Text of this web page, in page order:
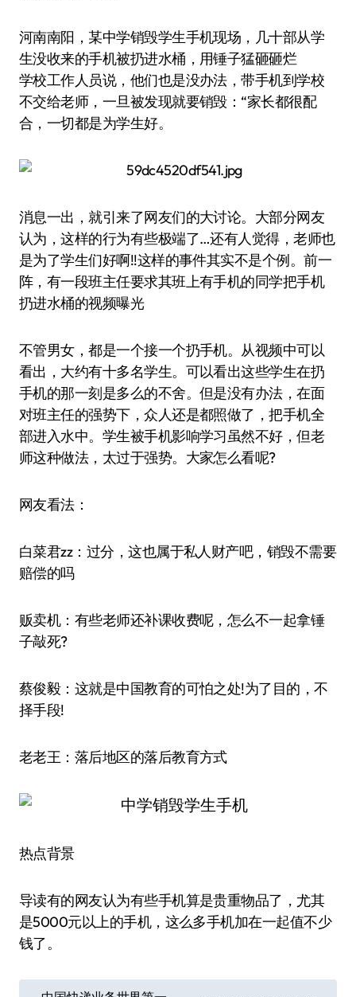
河南南阳，某中学销毁学生手机现场，几十部从学
生没收来的手机被扔进水桶，用锤子猛砸砸烂
学校工作人员说，他们也是没办法，带手机到学校
不交给老师，一旦被发现就要销毁：“家长都很配
合，一切都是为学生好。
消息一出，就引来了网友们的大讨论。大部分网友
认为，这样的行为有些极端了…还有人觉得，老师也
是为了学生们好啊!!这样的事件其实不是个例。前一
阵，有一段班主任要求其班上有手机的同学把手机
扔进水桶的视频曝光
不管男女，都是一个接一个扔手机。从视频中可以
看出，大约有十多名学生。可以看出这些学生在扔
手机的那一刻是多么的不舍。但是没有办法，在面
对班主任的强势下，众人还是都照做了，把手机全
部进入水中。学生被手机影响学习虽然不好，但老
师这种做法，太过于强势。大家怎么看呢?
网友看法：
白菜君zz：过分，这也属于私人财产吧，销毁不需要
赔偿的吗
贩卖机：有些老师还补课收费呢，怎么不一起拿锤
子敲死?
蔡俊毅：这就是中国教育的可怕之处!为了目的，不
择手段!
老老王：落后地区的落后教育方式
热点背景
导读有的网友认为有些手机算是贵重物品了，尤其
是5000元以上的手机，这么多手机加在一起值不少
钱了。